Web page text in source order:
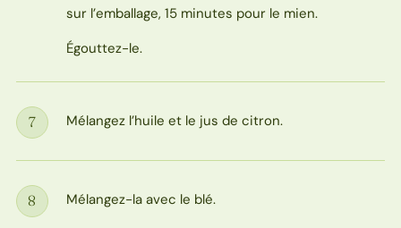
sur l’emballage, 15 minutes pour le mien.
Égouttez-le.
Étape
7 Mélangez l’huile et le jus de citron.
Étape
8 Mélangez-la avec le blé.